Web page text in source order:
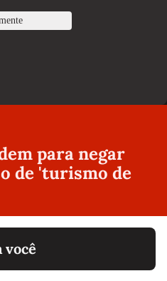
para negar
de 'turismo de
você